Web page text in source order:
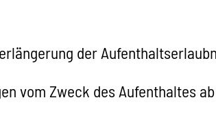
der
vom Zweck des Aufenthaltes